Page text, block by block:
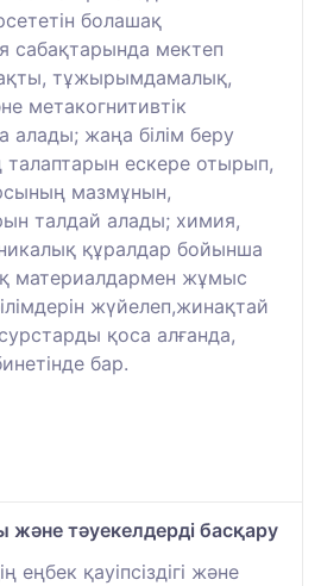
болашақ
сабақтарында мектеп
тұжырымдамалық,
метакогнитивтік
алады; жаңа білім беру
ескере отырып,
мазмұнын,
талдай алады; химия,
құралдар бойынша
материалдармен жұмыс
жүйелеп,жинақтай
қоса алғанда,
бар.
және тәуекелдерді басқару
еңбек қауіпсіздігі және